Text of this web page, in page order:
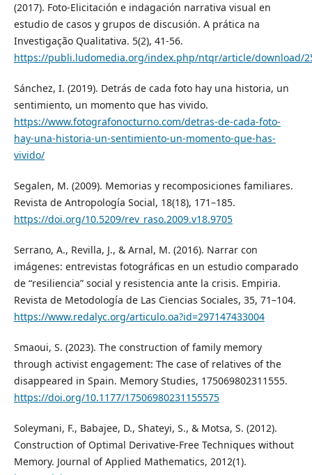
(2017). Foto-Elicitación e indagación narrativa visual en
estudio de casos y grupos de discusión. A prática na
Investigação Qualitativa. 5(2), 41-56.
https://publi.ludomedia.org/index.php/ntqr/article/download/
Sánchez, I. (2019). Detrás de cada foto hay una historia, un
sentimiento, un momento que has vivido.
https://www.fotografonocturno.com/detras-de-cada-foto-
hay-una-historia-un-sentimiento-un-momento-que-has-
vivido/
Segalen, M. (2009). Memorias y recomposiciones familiares.
Revista de Antropología Social, 18(18), 171–185.
https://doi.org/10.5209/rev_raso.2009.v18.9705
Serrano, A., Revilla, J., & Arnal, M. (2016). Narrar con
imágenes: entrevistas fotográficas en un estudio comparado
de “resiliencia” social y resistencia ante la crisis. Empiria.
Revista de Metodología de Las Ciencias Sociales, 35, 71–104.
https://www.redalyc.org/articulo.oa?id=297147433004
Smaoui, S. (2023). The construction of family memory
through activist engagement: The case of relatives of the
disappeared in Spain. Memory Studies, 175069802311555.
https://doi.org/10.1177/17506980231155575
Soleymani, F., Babajee, D., Shateyi, S., & Motsa, S. (2012).
Construction of Optimal Derivative‐Free Techniques without
Memory. Journal of Applied Mathematics, 2012(1).